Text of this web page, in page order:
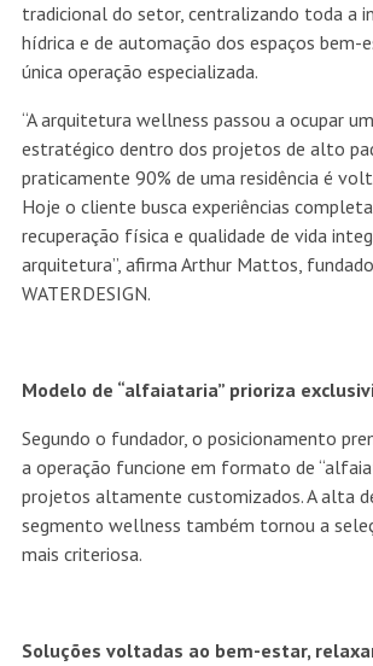
tradicional do setor, centralizando toda a
hídrica e de automação dos espaços bem-
única operação especializada.
“A arquitetura wellness passou a ocupar
estratégico dentro dos projetos de alto
praticamente 90% de uma residência é
Hoje o cliente busca experiências
recuperação física e qualidade de vida
arquitetura”, afirma Arthur Mattos,
WATERDESIGN.
Modelo de “alfaiataria” prioriza
Segundo o fundador, o posicionamento
a operação funcione em formato de
projetos altamente customizados. A alta
segmento wellness também tornou a
mais criteriosa.
Soluções voltadas ao bem-estar,